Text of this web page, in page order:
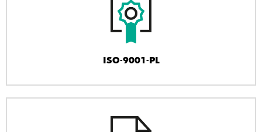
ISO-9001-PL